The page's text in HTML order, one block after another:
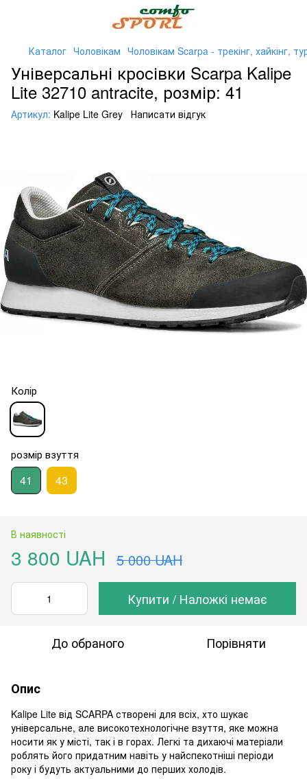
Каталог Чоловікам Чоловікам Scarpa - трекінг, хайкінг,
Універсальні кросівки Scarpa Kalipe
Lite 32710 antracite, розмір: 41
Артикул: Kalipe Lite Grey Написати відгук
Колір
розмір взуття
41 43
В наявності
3 800 UAH 5 000 UAH
Купити / Наложкі немає
До обраного Порівняти
Опис
Kalipe Lite від SCARPA створені для всіх, хто шукає
універсальне, але високотехнологічне взуття, яке можна
носити як у місті, так і в горах. Легкі та дихаючі матеріали
роблять його придатним навіть у найспекотніші періоди
року і будуть актуальними до перших холодів.